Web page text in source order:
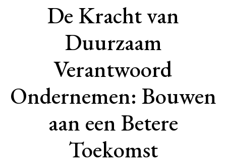
De Kracht van
Duurzaam
Verantwoord
Ondernemen: Bouwen
aan een Betere
Toekomst